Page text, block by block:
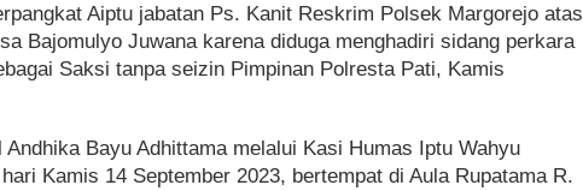
Aiptu jabatan Ps. Kanit Reskrim Polsek Margorejo atas
Bajomulyo Juwana karena diduga menghadiri sidang perkara
Saksi tanpa seizin Pimpinan Polresta Pati, Kamis
Bayu Adhittama melalui Kasi Humas Iptu Wahyu
Kamis 14 September 2023, bertempat di Aula Rupatama R.